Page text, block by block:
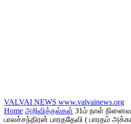
VALVAI NEWS www.valvainews.org
Home அறிவித்தல்கள் 31ம் நாள்
பாலச்சந்திரன் பாரததேவி ( பாரதம்